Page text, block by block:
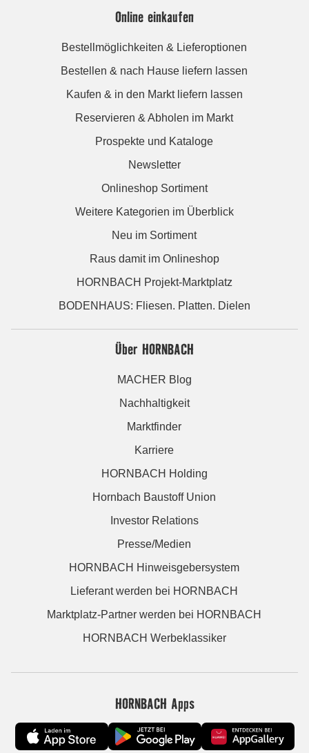
Online einkaufen
Bestellmöglichkeiten & Lieferoptionen
Bestellen & nach Hause liefern lassen
Kaufen & in den Markt liefern lassen
Reservieren & Abholen im Markt
Prospekte und Kataloge
Newsletter
Onlineshop Sortiment
Weitere Kategorien im Überblick
Neu im Sortiment
Raus damit im Onlineshop
HORNBACH Projekt-Marktplatz
BODENHAUS: Fliesen. Platten. Dielen
Über HORNBACH
MACHER Blog
Nachhaltigkeit
Marktfinder
Karriere
HORNBACH Holding
Hornbach Baustoff Union
Investor Relations
Presse/Medien
HORNBACH Hinweisgebersystem
Lieferant werden bei HORNBACH
Marktplatz-Partner werden bei HORNBACH
HORNBACH Werbeklassiker
HORNBACH Apps